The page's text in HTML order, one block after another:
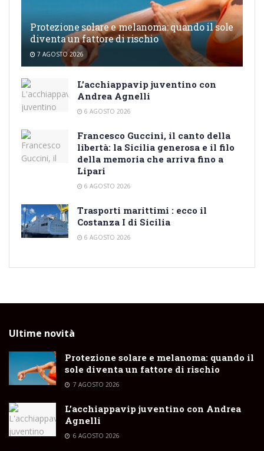
Protezione solare e melanoma: quando il sole
diventa un fattore di rischio
7 AGOSTO 2026
L’acchiappavip juventino con
Andrea Agnelli
6 AGOSTO 2026
Francesco Guccini, il canto della
libertà: la Sicilia generosa e il filo
della memoria che arriva fino a
Lipari
6 AGOSTO 2026
Trasporti marittimi : ecco il
Costanza I di Sicilia
6 AGOSTO 2026
Ultime novità
Protezione solare e melanoma: quando il
sole diventa un fattore di rischio
7 AGOSTO 2026
L’acchiappavip juventino con Andrea
Agnelli
6 AGOSTO 2026